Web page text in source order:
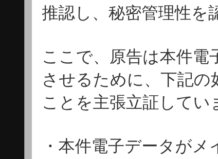
推認し、秘密管理性を
ここで、原告は本件電
させるために、下記
ことを主張立証してい
・本件電子データが